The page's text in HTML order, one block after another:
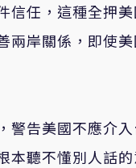
任，這種全押
岸關係，即使
告美國不應介
本聽不懂別人話